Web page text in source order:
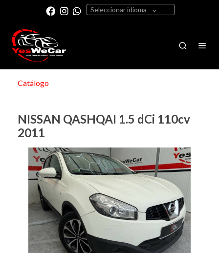
Seleccionar idioma
Catálogo
NISSAN QASHQAI 1.5 dCi 110cv
2011